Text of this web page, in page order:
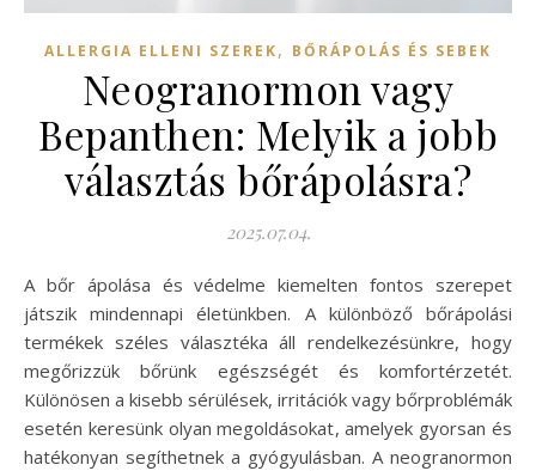
ALLERGIA ELLENI SZEREK, BŐRÁPOLÁS ÉS SEBEK
Neogranormon vagy
Bepanthen: Melyik a jobb
választás bőrápolásra?
2025.07.04.
A bőr ápolása és védelme kiemelten fontos szerepet
játszik mindennapi életünkben. A különböző bőrápolási
termékek széles választéka áll rendelkezésünkre, hogy
megőrizzük bőrünk egészségét és komfortérzetét.
Különösen a kisebb sérülések, irritációk vagy bőrproblémák
esetén keresünk olyan megoldásokat, amelyek gyorsan és
hatékonyan segíthetnek a gyógyulásban. A neogranormon